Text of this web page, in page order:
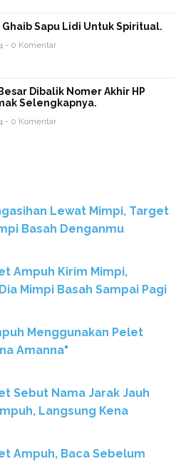
Ghaib Sapu Lidi Untuk Spiritual.
- 0 Komentar
Dibalik Nomer Akhir HP
Selengkapnya.
- 0 Komentar
Lewat Mimpi, Target
Basah Denganmu
Ampuh Kirim Mimpi,
Mimpi Basah Sampai Pagi
Menggunakan Pelet
Amanna"
Sebut Nama Jarak Jauh
Langsung Kena
Ampuh, Baca Sebelum